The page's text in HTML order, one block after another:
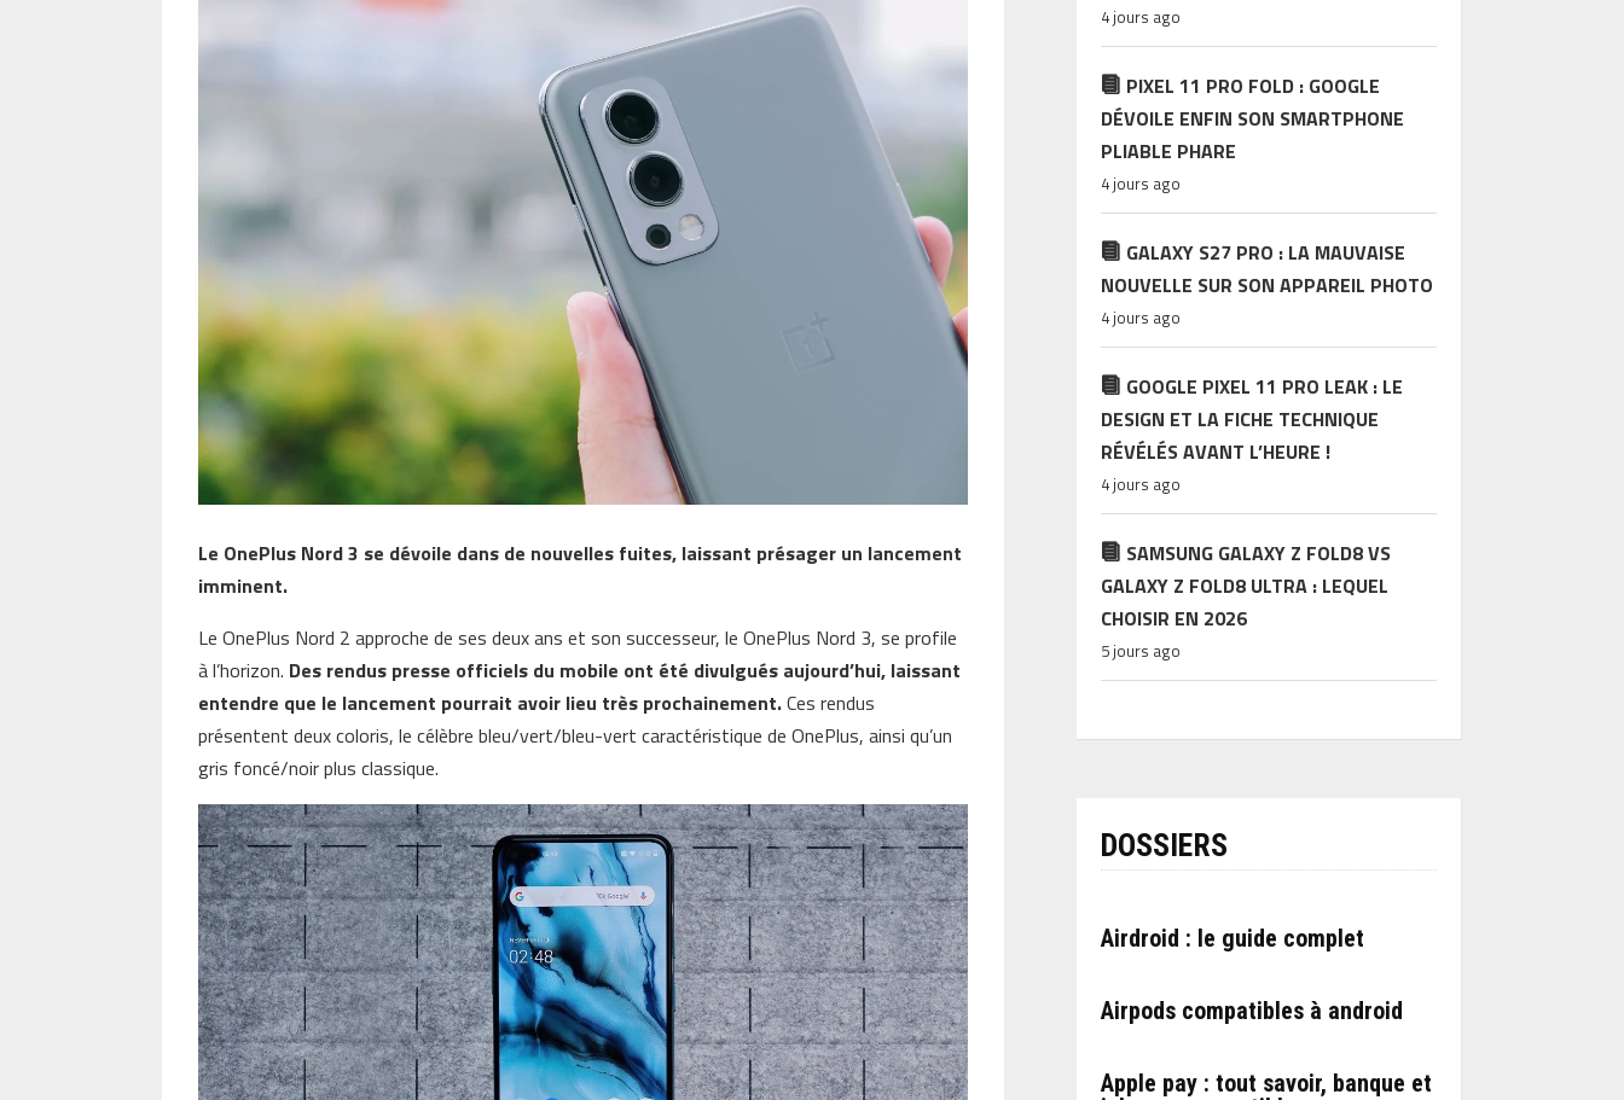
Le OnePlus Nord 3 se dévoile dans de nouvelles fuites, laissant présager un lancement
imminent.
Le OnePlus Nord 2 approche de ses deux ans et son successeur, le OnePlus Nord 3, se profile
à l’horizon. Des rendus presse officiels du mobile ont été divulgués aujourd’hui, laissant
entendre que le lancement pourrait avoir lieu très prochainement.Ces rendus
présentent deux coloris, le célèbre bleu/vert/bleu-vert caractéristique de OnePlus, ainsi qu’un
gris foncé/noir plus classique.
4 jours ago
PIXEL 11 PRO FOLD : GOOGLE
DÉVOILE ENFIN SON SMARTPHONE
PLIABLE PHARE
4 jours ago
GALAXY S27 PRO : LA MAUVAISE
NOUVELLE SUR SON APPAREIL PHOTO
4 jours ago
GOOGLE PIXEL 11 PRO LEAK : LE
DESIGN ET LA FICHE TECHNIQUE
RÉVÉLÉS AVANT L’HEURE !
4 jours ago
SAMSUNG GALAXY Z FOLD8 VS
GALAXY Z FOLD8 ULTRA : LEQUEL
CHOISIR EN 2026
5 jours ago
DOSSIERS
Airdroid : le guide complet
Airpods compatibles à android
Apple pay : tout savoir, banque et